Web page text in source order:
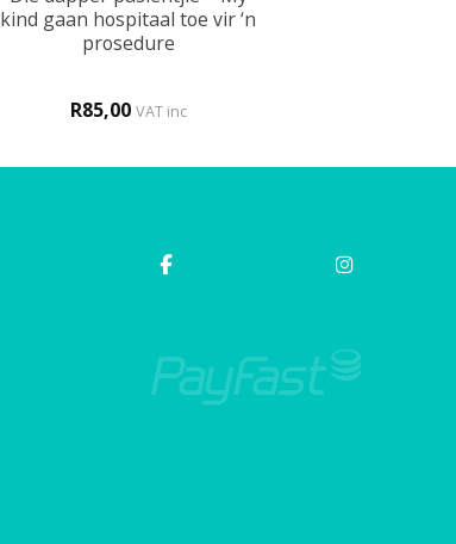
kind gaan hospitaal toe vir ‘n
prosedure
R85,00 VAT inc